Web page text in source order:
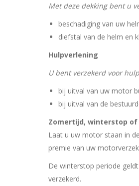
Met deze dekking bent u
beschadiging van uw
diefstal van de helm en
Hulpverlening
U bent verzekerd voor
bij uitval van uw motor
bij uitval van de
Zomertijd, winterstop
Laat u uw motor staan in
premie van uw
De winterstop periode
verzekerd.